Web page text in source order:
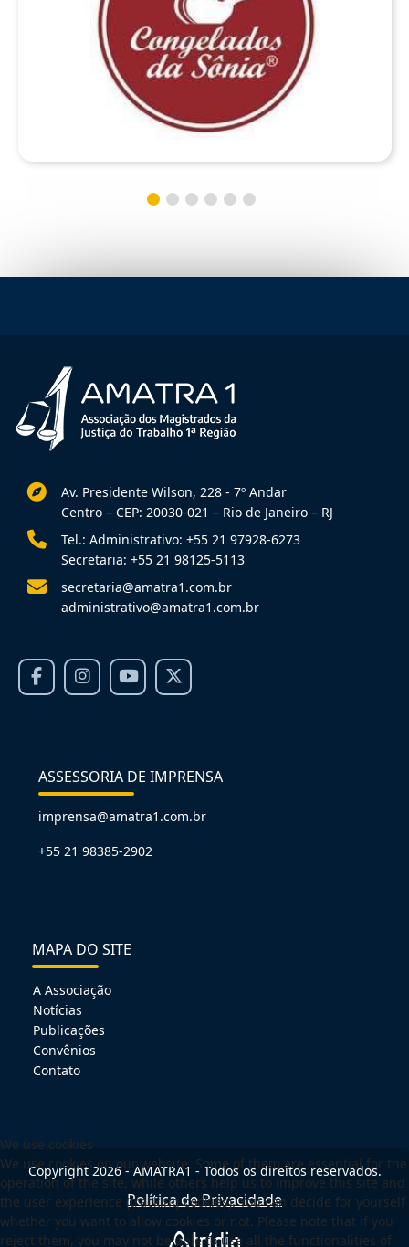
Av. Presidente Wilson, 228 - 7º Andar
Centro – CEP: 20030-021 – Rio de Janeiro – RJ
Tel.: Administrativo: +55 21 97928-6273
Secretaria: +55 21 98125-5113
secretaria@amatra1.com.br
administrativo@amatra1.com.br
ASSESSORIA DE IMPRENSA
imprensa@amatra1.com.br
+55 21 98385-2902
MAPA DO SITE
A Associação
Notícias
Publicações
Convênios
Contato
Copyright 2026 - AMATRA1 - Todos os direitos reservados.
Política de Privacidade
We use cookies
We use cookies on our website. Some of them are essential for the
operation of the site, while others help us to improve this site and
the user experience (tracking cookies). You can decide for yourself
whether you want to allow cookies or not. Please note that if you
reject them, you may not be able to use all the functionalities of